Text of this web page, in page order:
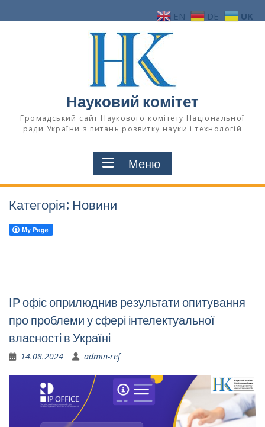
до
Науковий комітет
Громадський сайт Наукового комітету Національної
ради України з питань розвитку науки і технологій
Меню
Категорія: Новини
ІР офіс оприлюднив результати опитування
про проблеми у сфері інтелектуальної
власності в Україні
14.08.2024 admin-ref
EN DE UK